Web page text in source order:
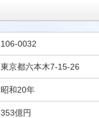
106-0032
東京都六本木7-15-26
昭和20年
353億円